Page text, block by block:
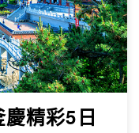
慶精彩5日